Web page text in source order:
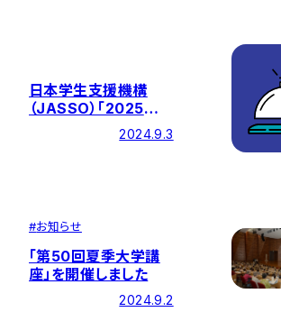
日本学生支援機構
（JASSO）「2025年
度海外留学支援制度
（大学院学位取得型）」
2024.9.3
#お知らせ
「第50回夏季大学講
座」を開催しました
2024.9.2